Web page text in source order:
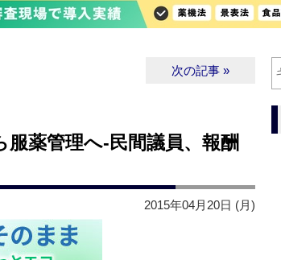
次の記事 »
服薬管理へ‐民間議員、報酬
2015年04月20日 (月)